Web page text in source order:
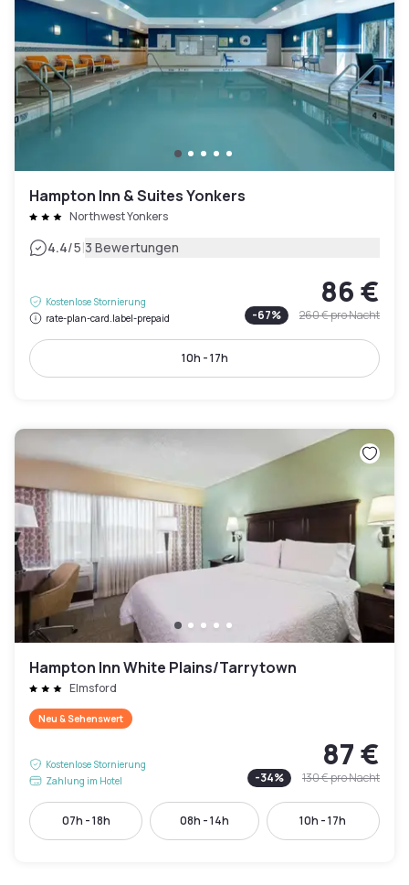
Hampton Inn & Suites Yonkers
Northwest Yonkers
4.4/5|3 Bewertungen
Kostenlose Stornierung
rate-plan-card.label-prepaid
86 €
-67% 260 €pro Nacht
10h - 17h
Hampton Inn White Plains/Tarrytown
Elmsford
Neu & Sehenswert
Kostenlose Stornierung
Zahlung im Hotel
87 €
-34% 130 €pro Nacht
07h - 18h 08h - 14h 10h - 17h